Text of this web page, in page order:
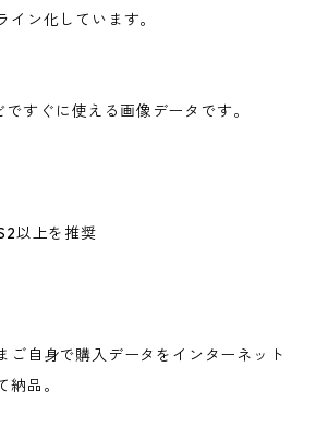
イン化しています。
すぐに使える画像データです。
以上を推奨
ご自身で購入データをインターネット
納品。